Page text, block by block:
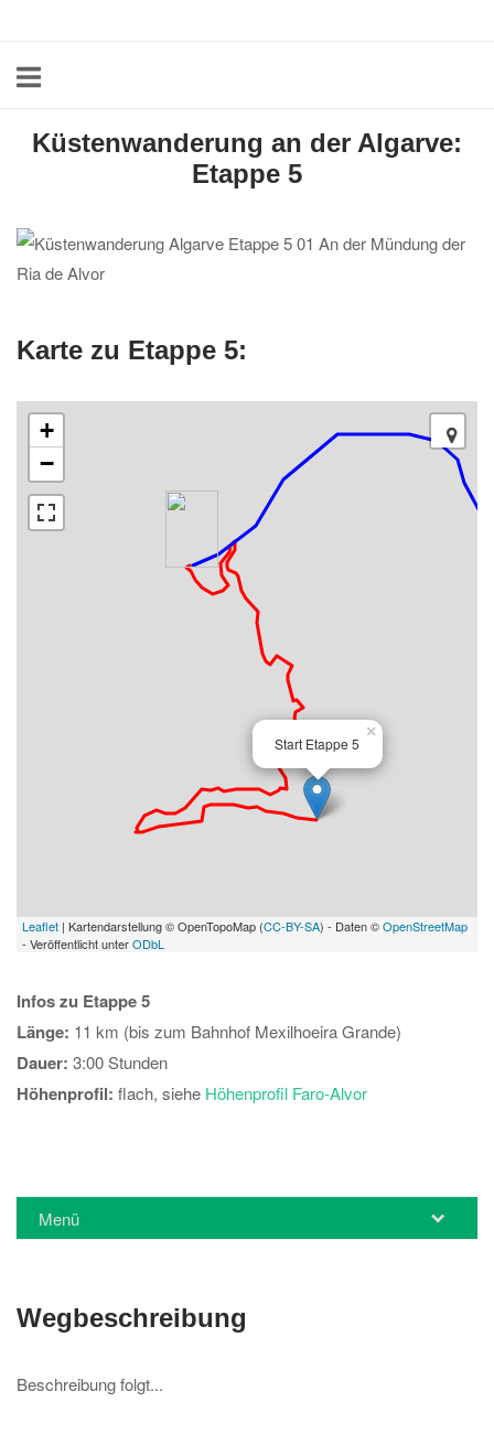
content
Küstenwanderung an der Algarve:
Etappe 5
Karte zu Etappe 5:
Start Etappe 5
×
+
−
Leaflet | Kartendarstellung © OpenTopoMap (CC-BY-SA) - Daten ©OpenStreetMap
- Veröffentlicht unterODbL
Infos zu Etappe 5
Länge: 11 km (bis zum Bahnhof Mexilhoeira Grande)
Dauer: 3:00 Stunden
Höhenprofil: flach, siehe Höhenprofil Faro-Alvor
Menü
Wegbeschreibung
Beschreibung folgt...